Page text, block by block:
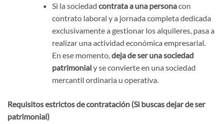
Si la sociedad contrata a una personacon
contrato laboral y a jornada completa dedicada
exclusivamente a gestionar los alquileres, pasa a
realizar una actividad económica empresarial.
En ese momento, deja de ser una sociedad
patrimonialy se convierte en una sociedad
mercantil ordinaria u operativa.
Requisitos estrictos de contratación (Si buscas dejar de ser
patrimonial)